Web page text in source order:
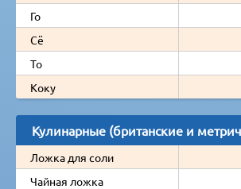
Го
Сё
То
Коку
Кулинарные (британские и
Ложка для соли
Чайная ложка